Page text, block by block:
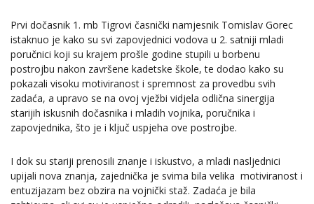
Prvi dočasnik 1. mb Tigrovi časnički namjesnik Tomislav Gorec
istaknuo je kako su svi zapovjednici vodova u 2. satniji mladi
poručnici koji su krajem prošle godine stupili u borbenu
postrojbu nakon završene kadetske škole, te dodao kako su
pokazali visoku motiviranost i spremnost za provedbu svih
zadaća, a upravo se na ovoj vježbi vidjela odlična sinergija
starijih iskusnih dočasnika i mladih vojnika, poručnika i
zapovjednika, što je i ključ uspjeha ove postrojbe.
I dok su stariji prenosili znanje i iskustvo, a mladi nasljednici
upijali nova znanja, zajednička je svima bila velika motiviranost i
entuzijazam bez obzira na vojnički staž. Zadaća je bila